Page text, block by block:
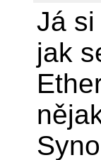
Já
jak